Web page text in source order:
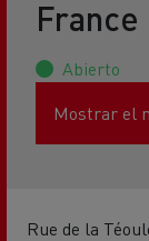
France
Abierto
Mostrar el
Rue de la